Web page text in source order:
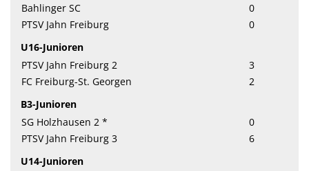
Bahlinger SC
0
PTSV Jahn Freiburg
0
U16-Junioren
PTSV Jahn Freiburg 2
3
FC Freiburg-St. Georgen
2
B3-Junioren
SG Holzhausen 2 *
0
PTSV Jahn Freiburg 3
6
U14-Junioren